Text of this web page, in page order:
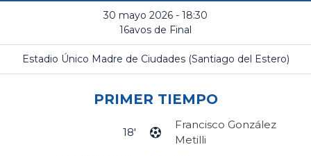
30 mayo 2026 - 18:30
16avos de Final
Estadio Único Madre de Ciudades (Santiago del Estero)
PRIMER TIEMPO
Francisco González
Metilli
18'